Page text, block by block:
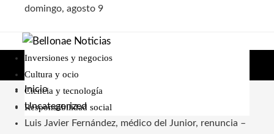
domingo, agosto 9
Inversiones y negocios
Cultura y ocio
Ciencia y tecnología
Responsabilidad social
Inicio
Uncategorized
Luis Javier Fernández, médico del Junior, renuncia –